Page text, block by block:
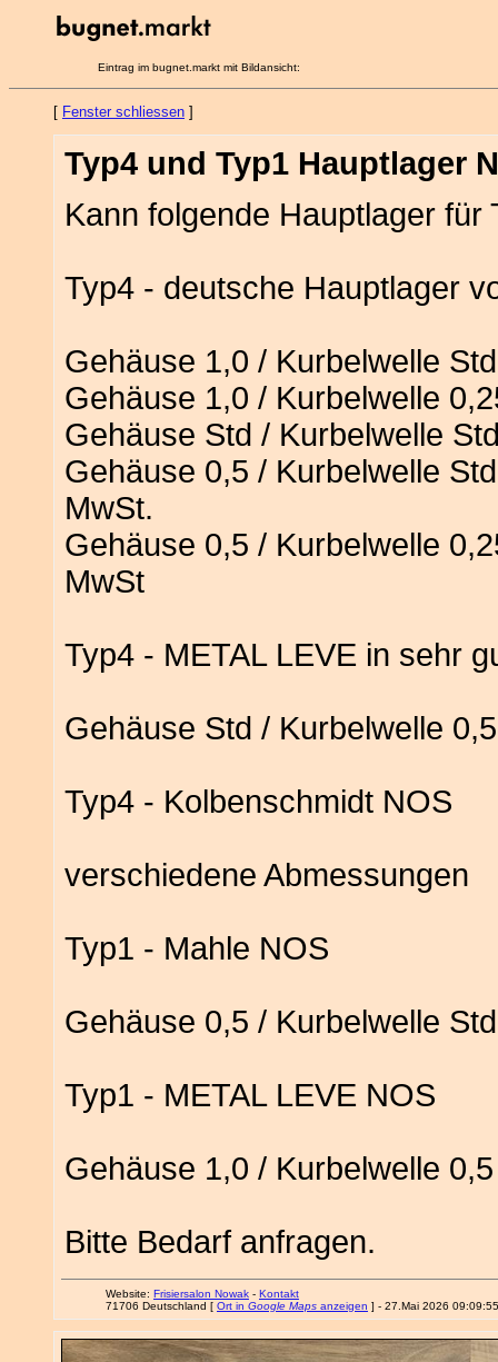
Eintrag im bugnet.markt mit Bildansicht:
[ Fenster schliessen ]
Typ4 und Typ1 Hauptlager
Kann folgende Hauptlager für
Typ4 - deutsche Hauptlager
Gehäuse 1,0 / Kurbelwelle
Gehäuse 1,0 / Kurbelwelle
Gehäuse Std / Kurbelwelle
Gehäuse 0,5 / Kurbelwelle
MwSt.
Gehäuse 0,5 / Kurbelwelle
MwSt
Typ4 - METAL LEVE in sehr
Gehäuse Std / Kurbelwelle
Typ4 - Kolbenschmidt NOS
verschiedene Abmessungen
Typ1 - Mahle NOS
Gehäuse 0,5 / Kurbelwelle Std
Typ1 - METAL LEVE NOS
Gehäuse 1,0 / Kurbelwelle
Bitte Bedarf anfragen.
Website: Frisiersalon Nowak - Kontakt
71706 Deutschland [ Ort in Google Maps anzeigen ] - 27.Mai 2026